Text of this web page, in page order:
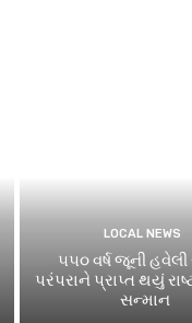
LOCAL NEWS
૫૫૦ વર્ષ જૂની
પરંપરાને પ્રાપ્ત થયું
સન્માન